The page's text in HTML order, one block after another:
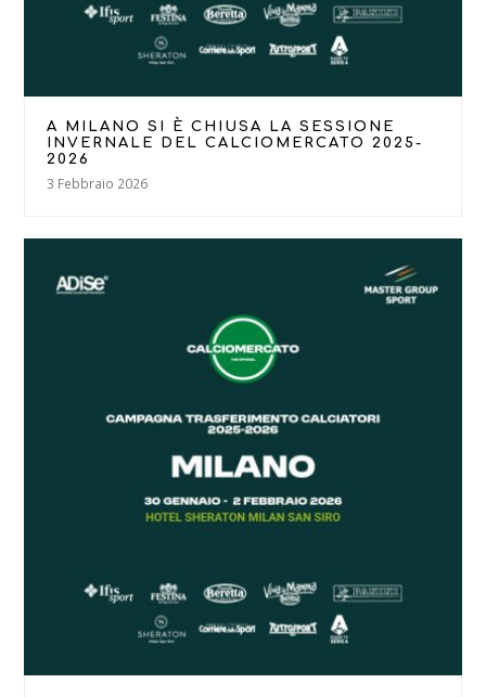
A MILANO SI È CHIUSA LA SESSIONE
INVERNALE DEL CALCIOMERCATO 2025-
2026
3 Febbraio 2026